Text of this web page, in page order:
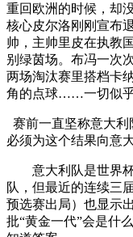
重回欧洲的时候，却
核心皮尔洛刚刚宣布
帅，主帅里皮在执教
别绿茵场。布冯一次
两场淘汰赛里搭档卡
角的点球……一切似乎
赛前一直坚称意大
必须为这个结果向意
意大利队是世界杯
队，但最近的连续三
预选赛出局）也显示
批“黄金一代”会是什